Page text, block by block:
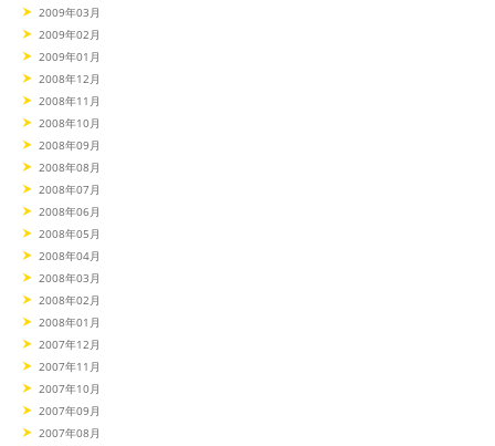
2009年03月
2009年02月
2009年01月
2008年12月
2008年11月
2008年10月
2008年09月
2008年08月
2008年07月
2008年06月
2008年05月
2008年04月
2008年03月
2008年02月
2008年01月
2007年12月
2007年11月
2007年10月
2007年09月
2007年08月